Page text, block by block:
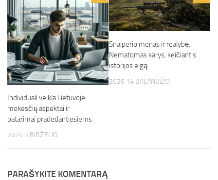
Individuali veikla Lietuvoje:
mokesčių aspektai ir
patarimai pradedantiesiems
2024 3 BIRŽELIO
Snaiperio menas ir realybė:
Nematomas karys, keičiantis
istorijos eigą
2026 14 BALANDŽIO
PARAŠYKITE KOMENTARĄ